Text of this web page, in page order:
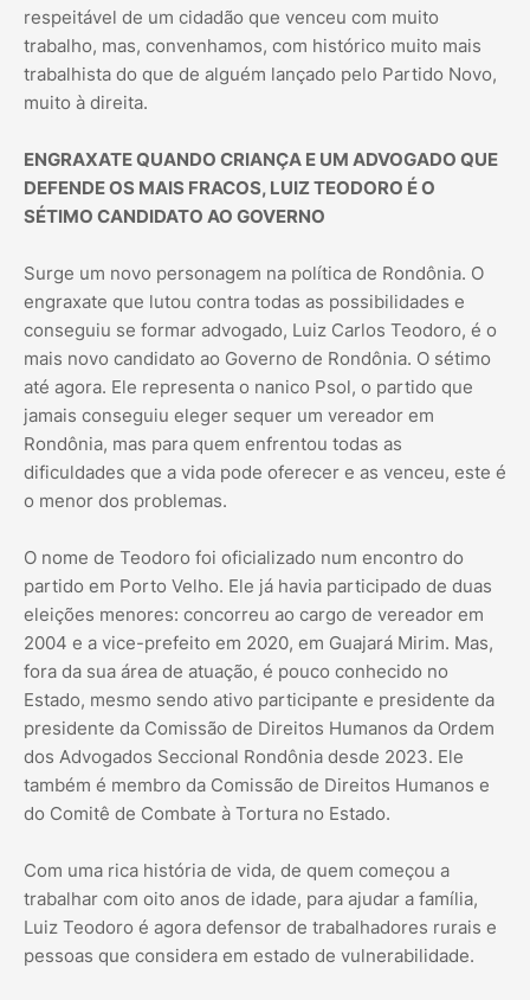
respeitável de um cidadão que venceu com muito
trabalho, mas, convenhamos, com histórico muito mais
trabalhista do que de alguém lançado pelo Partido Novo,
muito à direita.
ENGRAXATE QUANDO CRIANÇA E UM ADVOGADO QUE
DEFENDE OS MAIS FRACOS, LUIZ TEODORO É O
SÉTIMO CANDIDATO AO GOVERNO
Surge um novo personagem na política de Rondônia. O
engraxate que lutou contra todas as possibilidades e
conseguiu se formar advogado, Luiz Carlos Teodoro, é o
mais novo candidato ao Governo de Rondônia. O sétimo
até agora. Ele representa o nanico Psol, o partido que
jamais conseguiu eleger sequer um vereador em
Rondônia, mas para quem enfrentou todas as
dificuldades que a vida pode oferecer e as venceu, este é
o menor dos problemas.
O nome de Teodoro foi oficializado num encontro do
partido em Porto Velho. Ele já havia participado de duas
eleições menores: concorreu ao cargo de vereador em
2004 e a vice-prefeito em 2020, em Guajará Mirim. Mas,
fora da sua área de atuação, é pouco conhecido no
Estado, mesmo sendo ativo participante e presidente da
presidente da Comissão de Direitos Humanos da Ordem
dos Advogados Seccional Rondônia desde 2023. Ele
também é membro da Comissão de Direitos Humanos e
do Comitê de Combate à Tortura no Estado.
Com uma rica história de vida, de quem começou a
trabalhar com oito anos de idade, para ajudar a família,
Luiz Teodoro é agora defensor de trabalhadores rurais e
pessoas que considera em estado de vulnerabilidade.